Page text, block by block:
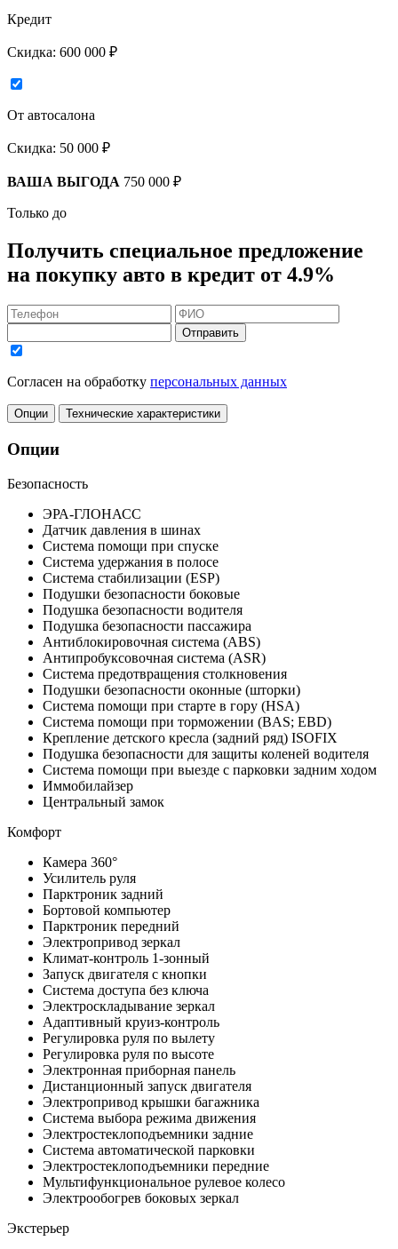
Кредит
Скидка: 600 000 ₽
От автосалона
Скидка: 50 000 ₽
ВАША ВЫГОДА 750 000 ₽
Только до
Получить специальное предложение
на покупку авто в кредит от 4.9%
Отправить
Согласен на обработку персональных данных
Опции Технические характеристики
Опции
Безопасность
ЭРА-ГЛОНАСС
Датчик давления в шинах
Система помощи при спуске
Система удержания в полосе
Система стабилизации (ESP)
Подушки безопасности боковые
Подушка безопасности водителя
Подушка безопасности пассажира
Антиблокировочная система (ABS)
Антипробуксовочная система (ASR)
Система предотвращения столкновения
Подушки безопасности оконные (шторки)
Система помощи при старте в гору (HSA)
Система помощи при торможении (BAS; EBD)
Крепление детского кресла (задний ряд) ISOFIX
Подушка безопасности для защиты коленей водителя
Система помощи при выезде с парковки задним ходом
Иммобилайзер
Центральный замок
Комфорт
Камера 360°
Усилитель руля
Парктроник задний
Бортовой компьютер
Парктроник передний
Электропривод зеркал
Климат-контроль 1-зонный
Запуск двигателя с кнопки
Система доступа без ключа
Электроскладывание зеркал
Адаптивный круиз-контроль
Регулировка руля по вылету
Регулировка руля по высоте
Электронная приборная панель
Дистанционный запуск двигателя
Электропривод крышки багажника
Система выбора режима движения
Электростеклоподъемники задние
Система автоматической парковки
Электростеклоподъемники передние
Мультифункциональное рулевое колесо
Электрообогрев боковых зеркал
Экстерьер